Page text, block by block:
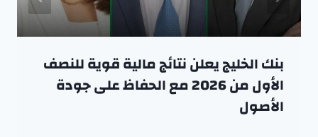
بنك الخليج يعلن نتائج مالية قوية للنصف
الأول من 2026 مع الحفاظ على جودة
الأصول